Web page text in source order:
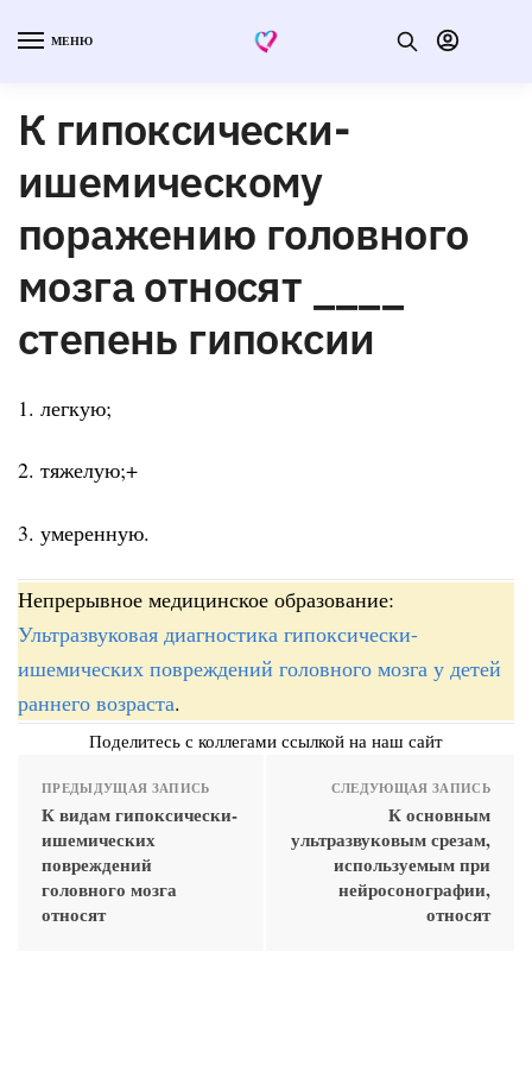
МЕНЮ
К гипоксически-
ишемическому
поражению головного
мозга относят ____
степень гипоксии
1. легкую;
2. тяжелую;+
3. умеренную.
Непрерывное медицинское образование:
Ультразвуковая диагностика гипоксически-
ишемических повреждений головного мозга у детей
раннего возраста.
Поделитесь с коллегами ссылкой на наш сайт
ПРЕДЫДУЩАЯ ЗАПИСЬ
К видам гипоксически-
ишемических
повреждений
головного мозга
относят
СЛЕДУЮЩАЯ ЗАПИСЬ
К основным
ультразвуковым срезам,
используемым при
нейросонографии,
относят